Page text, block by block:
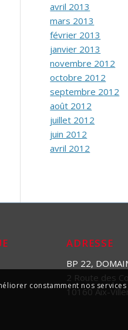
avril 2013
mars 2013
février 2013
janvier 2013
novembre 2012
octobre 2012
septembre 2012
août 2012
juillet 2012
juin 2012
avril 2012
ADRESSE
BP 22,
2 Route des
10160 Aix-
constamment nos